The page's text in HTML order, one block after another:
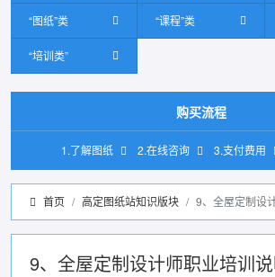
“图纸”类 “课程”类
“培训类”
购买流程
1.了解图纸 2.在线咨询 3.支付费用
首页 高定图纸站知识版块 9、全屋定制设
9、全屋定制设计师职业培训